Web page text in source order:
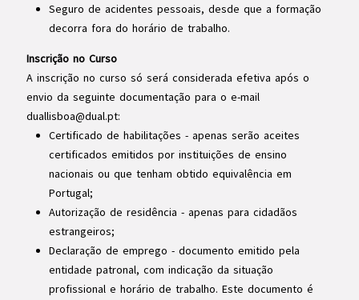
Seguro de acidentes pessoais, desde que a formação
decorra fora do horário de trabalho.
Inscrição no Curso
A inscrição no curso só será considerada efetiva após o
envio da seguinte documentação para o e-mail
duallisboa@dual.pt:
Certificado de habilitações - apenas serão aceites
certificados emitidos por instituições de ensino
nacionais ou que tenham obtido equivalência em
Portugal;
Autorização de residência - apenas para cidadãos
estrangeiros;
Declaração de emprego - documento emitido pela
entidade patronal, com indicação da situação
profissional e horário de trabalho. Este documento é